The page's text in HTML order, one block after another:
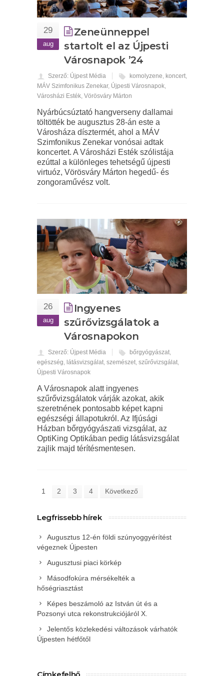
29
aug
Zeneünneppel
startolt el az Újpesti
Városnapok ’24
Szerző: Újpest Média komolyzene, koncert,
MÁV Szimfonikus Zenekar, Újpesti Városnapok,
Városházi Esték, Vörösváry Márton
Nyárbúcsúztató hangverseny dallamai
töltötték be augusztus 28-án este a
Városháza dísztermét, ahol a MÁV
Szimfonikus Zenekar vonósai adtak
koncertet. A Városházi Esték szólistája
ezúttal a különleges tehetségű újpesti
virtuóz, Vörösváry Márton hegedű- és
zongoraművész volt.
26
aug
Ingyenes
szűrővizsgálatok a
Városnapokon
Szerző: Újpest Média bőrgyógyászat,
egészség, látásvizsgálat, szemészet, szűrővizsgálat,
Újpesti Városnapok
A Városnapok alatt ingyenes
szűrővizsgálatok várják azokat, akik
szeretnének pontosabb képet kapni
egészségi állapotukról. Az Ifjúsági
Házban bőrgyógyászati vizsgálat, az
OptiKing Optikában pedig látásvizsgálat
zajlik majd térítésmentesen.
1 2 3 4 Következő
Legfrissebb hírek
Augusztus 12-én földi szúnyoggyérítést
végeznek Újpesten
Augusztusi piaci körkép
Másodfokúra mérsékelték a
hőségriasztást
Képes beszámoló az István út és a
Pozsonyi utca rekonstrukciójáról X.
Jelentős közlekedési változások várhatók
Újpesten hétfőtől